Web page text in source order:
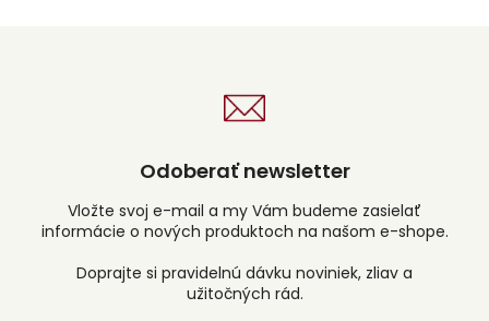
Odoberať newsletter
Vložte svoj e-mail a my Vám budeme zasielať
informácie o nových produktoch na našom e-shope.